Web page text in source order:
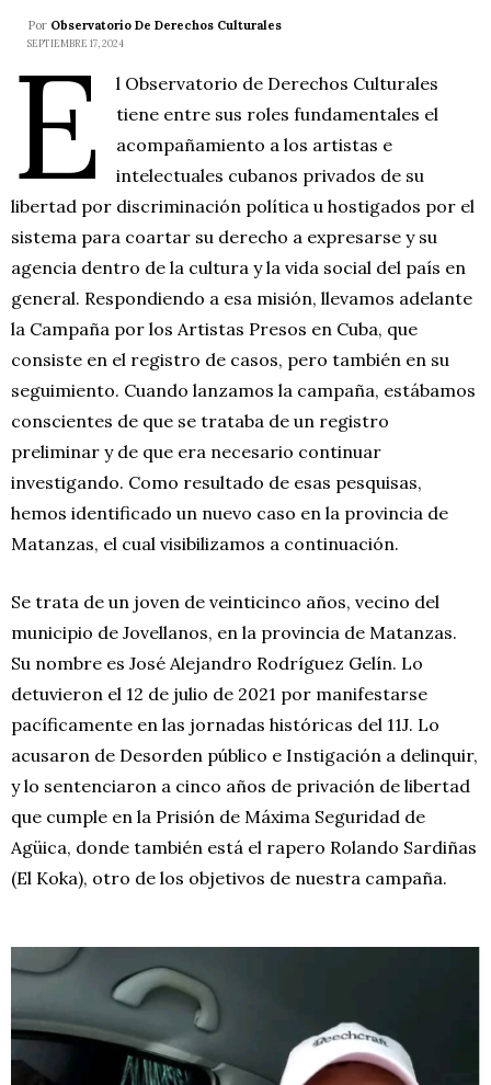
Por Observatorio De Derechos Culturales
SEPTIEMBRE 17, 2024
E
l Observatorio de Derechos Culturales
tiene entre sus roles fundamentales el
acompañamiento a los artistas e
intelectuales cubanos privados de su
libertad por discriminación política u hostigados por el
sistema para coartar su derecho a expresarse y su
agencia dentro de la cultura y la vida social del país en
general. Respondiendo a esa misión, llevamos adelante
la Campaña por los Artistas Presos en Cuba, que
consiste en el registro de casos, pero también en su
seguimiento. Cuando lanzamos la campaña, estábamos
conscientes de que se trataba de un registro
preliminar y de que era necesario continuar
investigando. Como resultado de esas pesquisas,
hemos identificado un nuevo caso en la provincia de
Matanzas, el cual visibilizamos a continuación.
Se trata de un joven de veinticinco años, vecino del
municipio de Jovellanos, en la provincia de Matanzas.
Su nombre es José Alejandro Rodríguez Gelín. Lo
detuvieron el 12 de julio de 2021 por manifestarse
pacíficamente en las jornadas históricas del 11J. Lo
acusaron de Desorden público e Instigación a delinquir,
y lo sentenciaron a cinco años de privación de libertad
que cumple en la Prisión de Máxima Seguridad de
Agüica, donde también está el rapero Rolando Sardiñas
(El Koka), otro de los objetivos de nuestra campaña.